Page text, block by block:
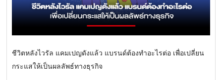
ชีวิตหลังไวรัล แคมเปญดังแล้ว แบรนด์ต้องทำอะไรต่อ เพื่อเปลี่ยน
กระแสให้เป็นผลลัพธ์ทางธุรกิจ